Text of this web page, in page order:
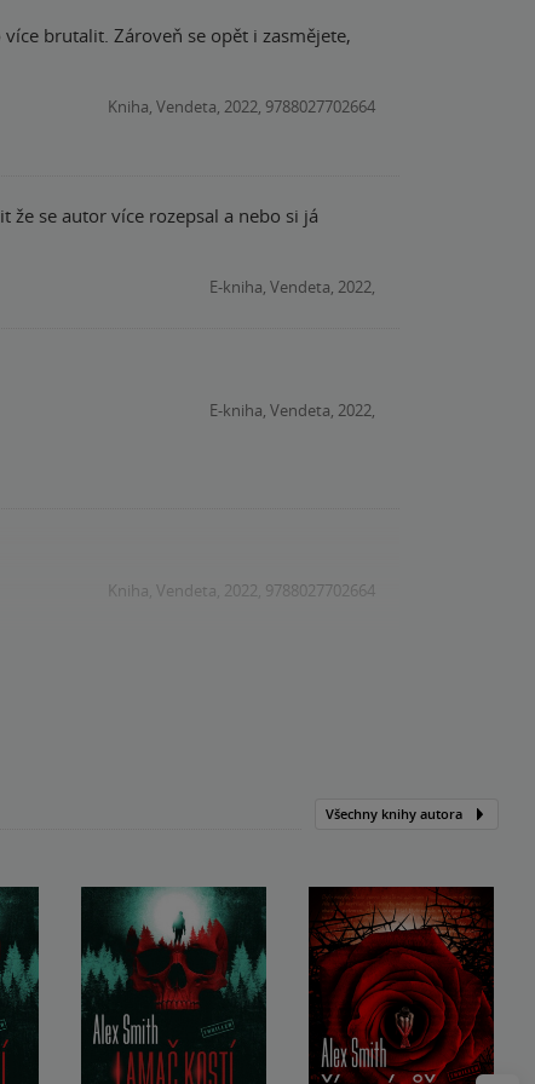
brutalit. Zároveň se opět i zasmějete,
Kniha, Vendeta, 2022, 9788027702664
se autor více rozepsal a nebo si já
E-kniha, Vendeta, 2022,
E-kniha, Vendeta, 2022,
Kniha, Vendeta, 2022, 9788027702664
Všechny knihy autora